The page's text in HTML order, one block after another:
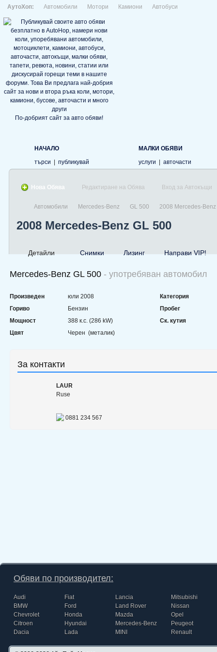
АутоХоп: Автомобили Мотори Камиони Автобуси
По-добрият сайт за авто обяви!
НАЧАЛО
търси
публикувай
МАЛКИ ОБЯВИ
услуги
авточасти
Нова Обява Редактиране на Обява Вход за Автокъщи
Автомобили Mercedes-Benz GL 500 2008 Mercedes-
2008 Mercedes-Benz GL 500
Детайли Снимки Лизинг Направи VIP!
Mercedes-Benz GL 500 - употребяван автомобил
Произведен юли 2008
Категория
Гориво
Бензин
Пробег
Мощност
388 к.с. (286 kW)
Ск. кутия
Цвят
Черен (металик)
За контакти
LAUR
Ruse
0881 234 567
Обяви по производител:
Audi
BMW
Chevrolet
Citroen
Dacia
Fiat
Ford
Honda
Hyundai
Lada
Lancia
Land Rover
Mazda
Mercedes-Benz
MINI
Mitsubishi
Nissan
Opel
Peugeot
Renault